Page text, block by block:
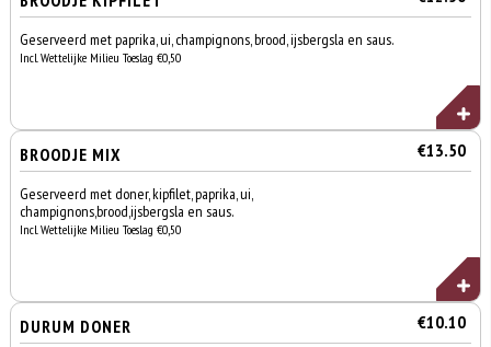
Geserveerd met paprika, ui, champignons, brood, ijsbergsla en saus.
Incl. Wettelijke Milieu Toeslag €0,50
BROODJE MIX €13.50
Geserveerd met doner, kipfilet, paprika, ui,
champignons,brood,ijsbergsla en saus.
Incl. Wettelijke Milieu Toeslag €0,50
DURUM DONER €10.10